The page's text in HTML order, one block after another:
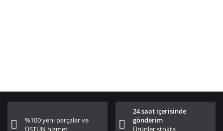
%100 yeni parçalar ve
ÜSTÜN hizmet
24 saat içerisinde
gönderim
Ürünler stokta